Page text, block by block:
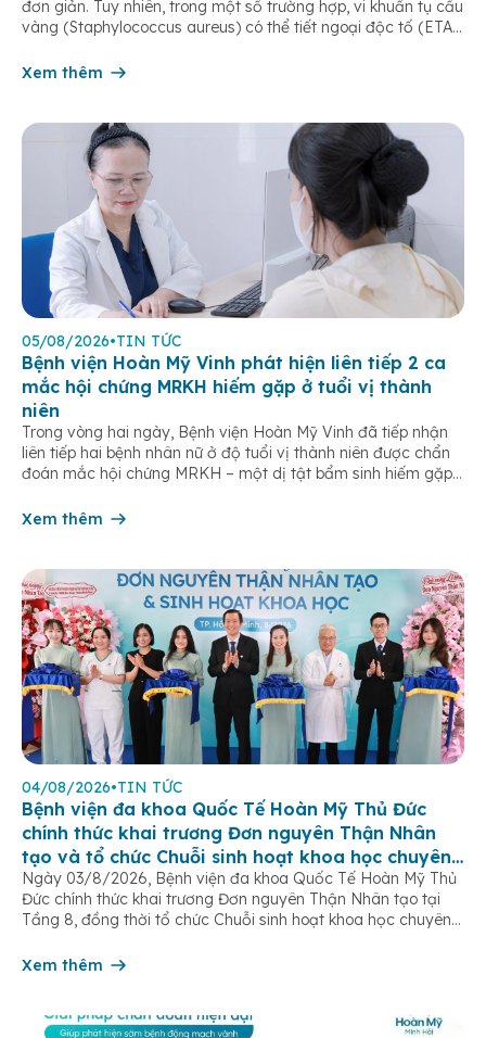
đơn giản. Tuy nhiên, trong một số trường hợp, vi khuẩn tụ cầu
vàng (Staphylococcus aureus) có thể tiết ngoại độc tố (ETA
(Staphylococcal Scalded Skin Syndrome – SSSS) – một […]
Xem thêm
05/08/2026•TIN TỨC
Bệnh viện Hoàn Mỹ Vinh phát hiện liên tiếp 2 ca
mắc hội chứng MRKH hiếm gặp ở tuổi vị thành
niên
Trong vòng hai ngày, Bệnh viện Hoàn Mỹ Vinh đã tiếp nhận
liên tiếp hai bệnh nhân nữ ở độ tuổi vị thành niên được chẩn
đoán mắc hội chứng MRKH – một dị tật bẩm sinh hiếm gặp
tuổi dậy thì. […]
Xem thêm
04/08/2026•TIN TỨC
Bệnh viện đa khoa Quốc Tế Hoàn Mỹ Thủ Đức
chính thức khai trương Đơn nguyên Thận Nhân
tạo và tổ chức Chuỗi sinh hoạt khoa học chuyên
đề
Ngày 03/8/2026, Bệnh viện đa khoa Quốc Tế Hoàn Mỹ Thủ
Đức chính thức khai trương Đơn nguyên Thận Nhân tạo tại
Tầng 8, đồng thời tổ chức Chuỗi sinh hoạt khoa học chuyên
bước tiến quan trọng trong chiến lược […]
Xem thêm